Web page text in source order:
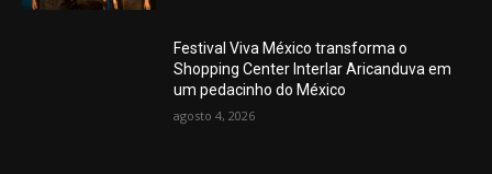
Festival Viva México transforma o
Shopping Center Interlar Aricanduva em
um pedacinho do México
agosto 4, 2026